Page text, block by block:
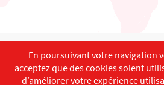
English Français
Copyright ©ISEC-AdW
En poursuivant votre navigation
acceptez que des cookies soient
d’améliorer votre expérience